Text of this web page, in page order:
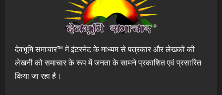
देवभूमि समाचार™ में इंटरनेट के माध्यम से पत्रकार और लेखकों की
लेखनी को समाचार के रूप में जनता के सामने प्रकाशित एवं प्रसारित
किया जा रहा है।